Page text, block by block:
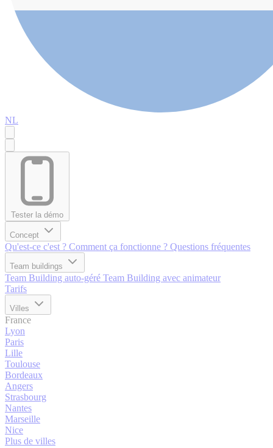
NL
Tester la démo
Concept
Qu'est-ce c'est ? Comment ça fonctionne ? Questions fréquentes
Team buildings
Team Building auto-géré Team Building avec animateur
Tarifs
Villes
France
Lyon
Paris
Lille
Toulouse
Bordeaux
Angers
Strasbourg
Nantes
Marseille
Nice
Plus de villes